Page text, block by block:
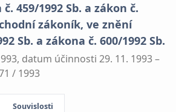
459/1992 Sb. a zákon č.
zákoník, ve znění
Sb. a zákona č. 600/1992 Sb.
datum účinnosti 29. 11. 1993 –
/ 1993
Souvislosti